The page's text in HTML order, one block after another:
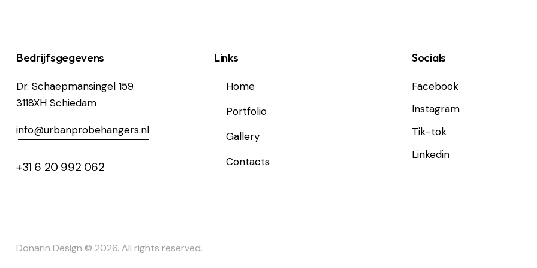
Bedrijfsgegevens
Dr. Schaepmansingel 159.
3118XH Schiedam
info@urbanprobehangers.nl
+31 6 20 992 062
Links
Home
Portfolio
Gallery
Contacts
Socials
Facebook
Instagram
Tik-tok
Linkedin
Donarin Design © 2026. All rights reserved.